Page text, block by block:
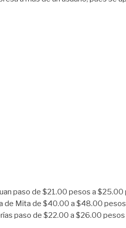
paso de $21.00 pesos a $25.00
de Mita de $40.00 a $48.00 pesos
paso de $22.00 a $26.00 pesos